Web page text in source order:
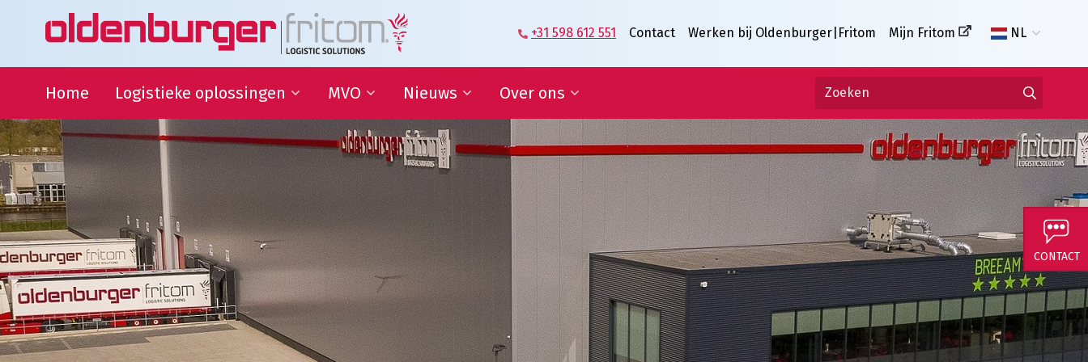
+31 598 612 551 Contact Werken bij Oldenburger|Fritom Mijn Fritom NL
Home Logistieke oplossingen
Transport
Warehousing
Supply Chain Management
Logistieke oplossingen
MVO
Duurzame
Ontwikkelingsdoelen
QHSE
Samenwerking onderwijs
Sportsponsoring en
partnerships
Goede doelen
Nieuws
Blog | Shaping the Future of
Logistics
Nieuwsbrief
In de media
Nieuws
Over ons
Directie en Management
Kennisorganisatie
Onze medewerkers
Partners over ons
Onze geschiedenis
Predicaat Hofleverancier
Awards Oldenburger|Fritom
Certificeringen
CONTACT